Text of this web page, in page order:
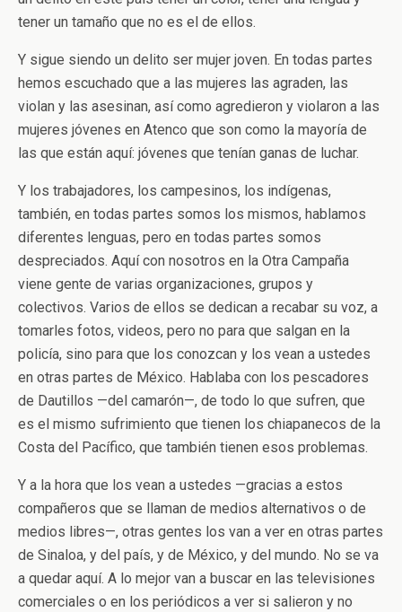
tener un tamaño que no es el de ellos.
Y sigue siendo un delito ser mujer joven. En todas partes
hemos escuchado que a las mujeres las agraden, las
violan y las asesinan, así como agredieron y violaron a las
mujeres jóvenes en Atenco que son como la mayoría de
las que están aquí: jóvenes que tenían ganas de luchar.
Y los trabajadores, los campesinos, los indígenas,
también, en todas partes somos los mismos, hablamos
diferentes lenguas, pero en todas partes somos
despreciados. Aquí con nosotros en la Otra Campaña
viene gente de varias organizaciones, grupos y
colectivos. Varios de ellos se dedican a recabar su voz, a
tomarles fotos, videos, pero no para que salgan en la
policía, sino para que los conozcan y los vean a ustedes
en otras partes de México. Hablaba con los pescadores
de Dautillos —del camarón—, de todo lo que sufren, que
es el mismo sufrimiento que tienen los chiapanecos de la
Costa del Pacífico, que también tienen esos problemas.
Y a la hora que los vean a ustedes —gracias a estos
compañeros que se llaman de medios alternativos o de
medios libres—, otras gentes los van a ver en otras partes
de Sinaloa, y del país, y de México, y del mundo. No se va
a quedar aquí. A lo mejor van a buscar en las televisiones
comerciales o en los periódicos a ver si salieron y no